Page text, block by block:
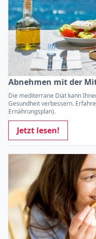
Abnehmen mit der
Die mediterrane Diät kann
Gesundheit verbessern.
Ernährungsplan).
Jetzt lesen!